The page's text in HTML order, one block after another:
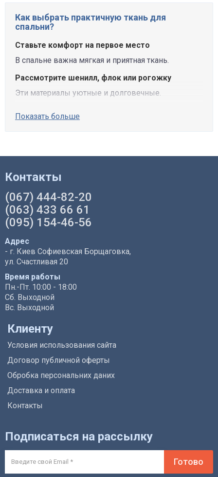
Как выбрать практичную ткань для
спальни?
Ставьте комфорт на первое место
В спальне важна мягкая и приятная ткань.
Рассмотрите шенилл, флок или рогожку
Эти материалы уютные и долговечные.
Показать больше
Контакты
(067) 444-82-20
(063) 433 66 61
(095) 154-46-56
Адрес
- г. Киев Софиевская Борщаговка,
ул. Счастливая 20
Время работы
Пн.-Пт. 10:00 - 18:00
Сб. Выходной
Вс. Выходной
Клиенту
Условия использования сайта
Договор публичной оферты
Обробка персональних даних
Доставка и оплата
Контакты
Подписаться на рассылку
Готово